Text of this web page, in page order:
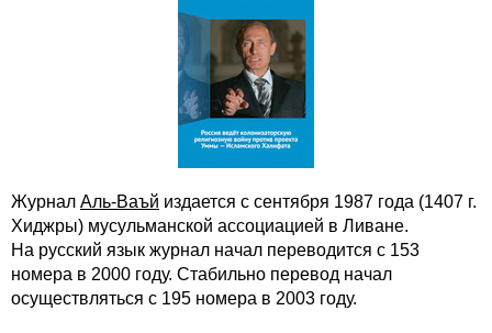
Журнал Аль-Ваъй издается с сентября 1987 года (1407 г.
Хиджры) мусульманской ассоциацией в Ливане.
На русский язык журнал начал переводится с 153
номера в 2000 году. Стабильно перевод начал
осуществляться с 195 номера в 2003 году.